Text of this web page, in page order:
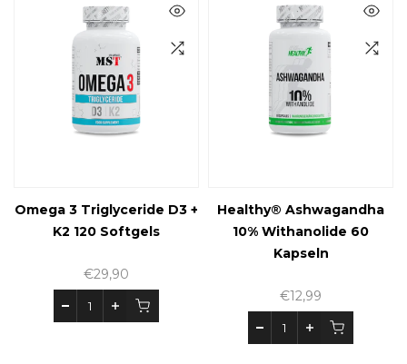
Omega 3 Triglyceride D3 +
K2 120 Softgels
€29,90
Healthy® Ashwagandha
10% Withanolide 60
Kapseln
€12,99